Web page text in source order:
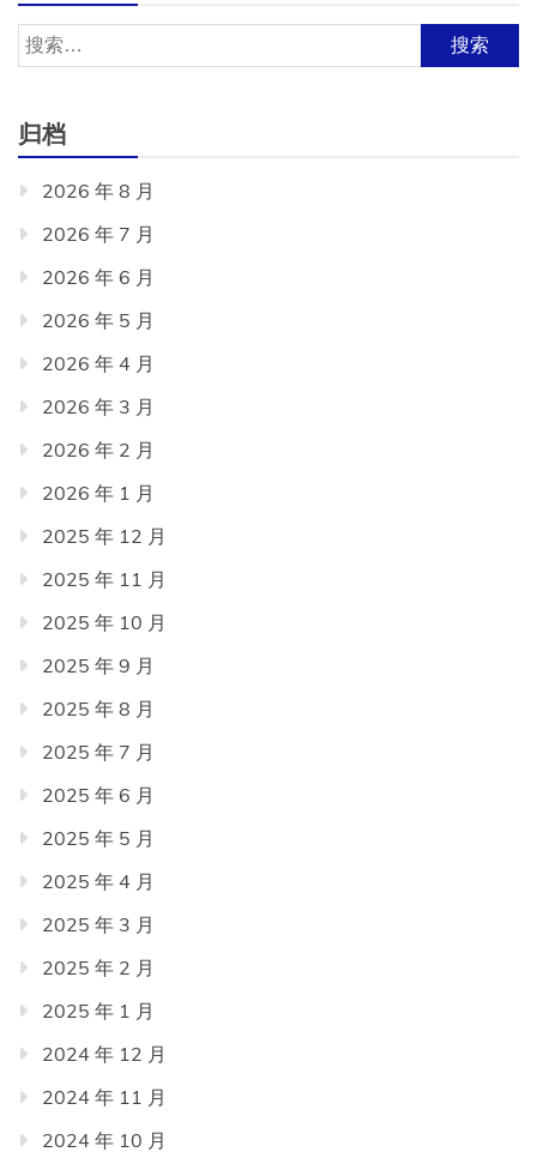
搜
索：
归档
2026 年 8 月
2026 年 7 月
2026 年 6 月
2026 年 5 月
2026 年 4 月
2026 年 3 月
2026 年 2 月
2026 年 1 月
2025 年 12 月
2025 年 11 月
2025 年 10 月
2025 年 9 月
2025 年 8 月
2025 年 7 月
2025 年 6 月
2025 年 5 月
2025 年 4 月
2025 年 3 月
2025 年 2 月
2025 年 1 月
2024 年 12 月
2024 年 11 月
2024 年 10 月